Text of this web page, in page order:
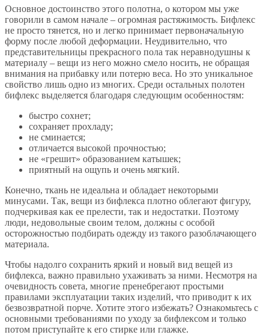
Основное достоинство этого полотна, о котором мы уже
говорили в самом начале – огромная растяжимость. Бифлекс
не просто тянется, но и легко принимает первоначальную
форму после любой деформации. Неудивительно, что
представительницы прекрасного пола так неравнодушны к
материалу – вещи из него можно смело носить, не обращая
внимания на прибавку или потерю веса. Но это уникальное
свойство лишь одно из многих. Среди остальных полотен
бифлекс выделяется благодаря следующим особенностям:
быстро сохнет;
сохраняет прохладу;
не сминается;
отличается высокой прочностью;
не «грешит» образованием катышек;
приятный на ощупь и очень мягкий.
Конечно, ткань не идеальна и обладает некоторыми
минусами. Так, вещи из бифлекса плотно облегают фигуру,
подчеркивая как ее прелести, так и недостатки. Поэтому
люди, недовольные своим телом, должны с особой
осторожностью подбирать одежду из такого разоблачающего
материала.
Чтобы надолго сохранить яркий и новый вид вещей из
бифлекса, важно правильно ухаживать за ними. Несмотря на
очевидность совета, многие пренебрегают простыми
правилами эксплуатации таких изделий, что приводит к их
безвозвратной порче. Хотите этого избежать? Ознакомьтесь с
основными требованиями по уходу за бифлексом и только
потом приступайте к его стирке или глажке.